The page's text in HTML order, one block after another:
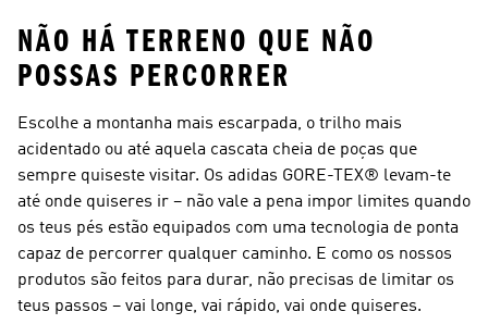
NÃO HÁ TERRENO QUE NÃO
POSSAS PERCORRER
Escolhe a montanha mais escarpada, o trilho mais
acidentado ou até aquela cascata cheia de poças que
sempre quiseste visitar. Os adidas GORE-TEX® levam-te
até onde quiseres ir – não vale a pena impor limites quando
os teus pés estão equipados com uma tecnologia de ponta
capaz de percorrer qualquer caminho. E como os nossos
produtos são feitos para durar, não precisas de limitar os
teus passos – vai longe, vai rápido, vai onde quiseres.